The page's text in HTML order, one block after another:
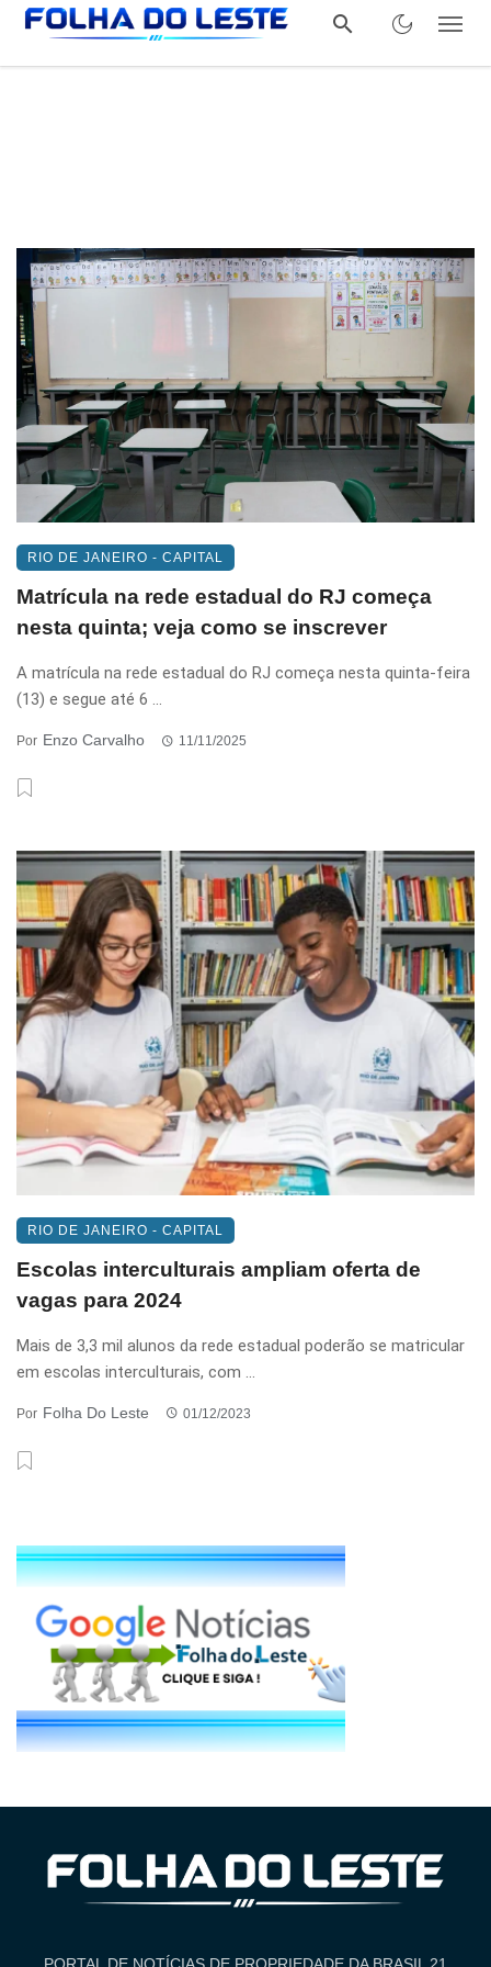
RIO DE JANEIRO - CAPITAL
Matrícula na rede estadual do RJ começa
nesta quinta; veja como se inscrever
A matrícula na rede estadual do RJ começa nesta quinta-feira
(13) e segue até 6 ...
Por Enzo Carvalho 11/11/2025
RIO DE JANEIRO - CAPITAL
Escolas interculturais ampliam oferta de
vagas para 2024
Mais de 3,3 mil alunos da rede estadual poderão se matricular
em escolas interculturais, com ...
Por Folha Do Leste 01/12/2023